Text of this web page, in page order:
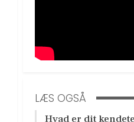
LÆS OGSÅ
Hvad er dit